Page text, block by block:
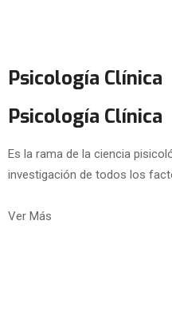
Psicología Clínica
Psicología Clínica
Es la rama de la ciencia
investigación de todos los
Ver Más